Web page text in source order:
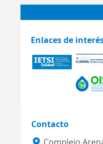
Enlaces de
Contacto